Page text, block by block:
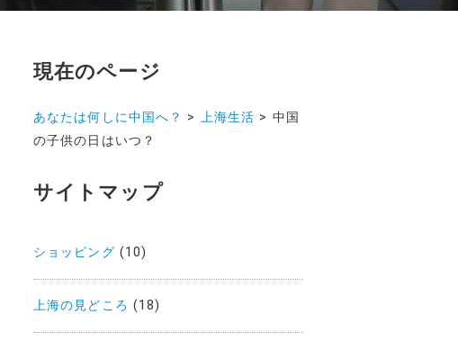
現在のページ
あなたは何しに中国へ？ > 上海生活 > 中国
の子供の日はいつ？
サイトマップ
ショッピング (10)
上海の見どころ (18)